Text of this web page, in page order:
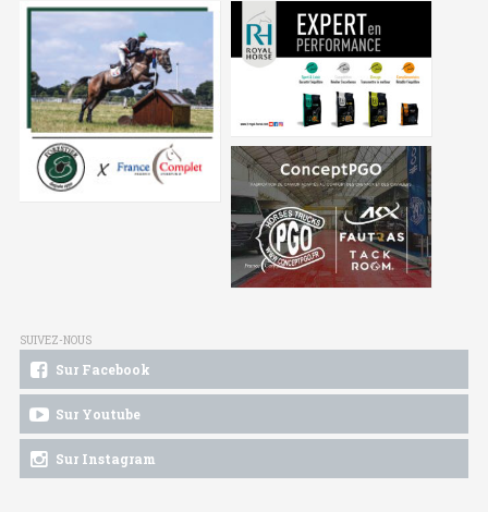
SUIVEZ-NOUS
Sur Facebook
Sur Youtube
Sur Instagram